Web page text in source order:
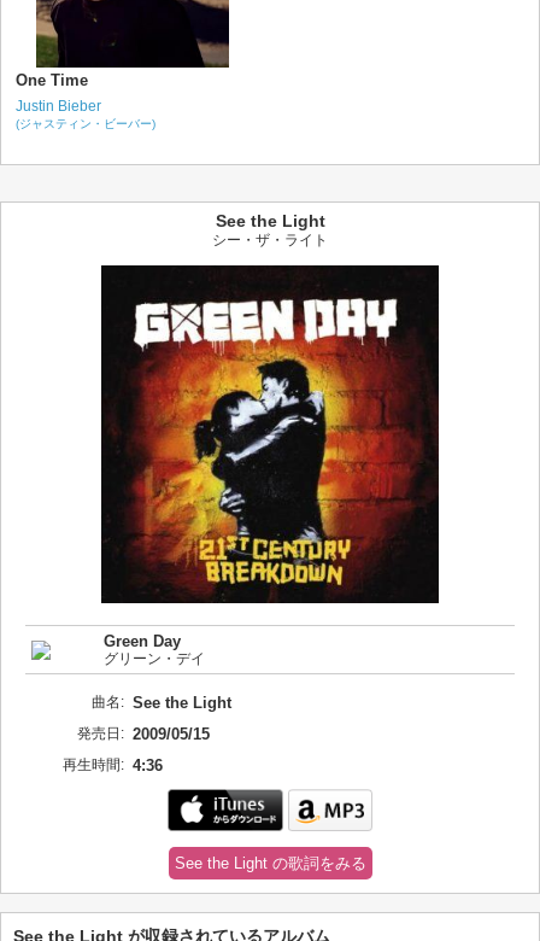
One Time
Justin Bieber
(ジャスティン・ビーバー)
See the Light
シー・ザ・ライト
Green Day
グリーン・デイ
曲名: See the Light
発売日: 2009/05/15
再生時間: 4:36
See the Light の歌詞をみる
See the Light が収録されているアルバム